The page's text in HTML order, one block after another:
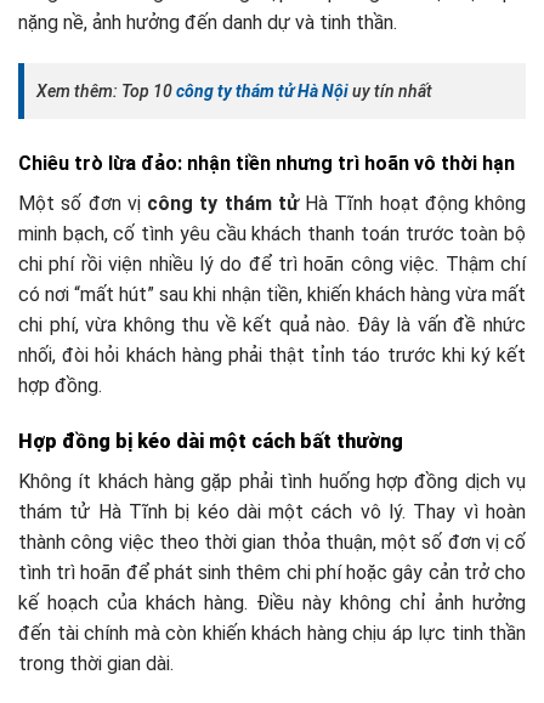
nặng nề, ảnh hưởng đến danh dự và tinh thần.
Xem thêm: Top 10công ty thám tử Hà Nộiuy tín nhất
Chiêu trò lừa đảo: nhận tiền nhưng trì hoãn vô thời hạn
Một số đơn vị công ty thám tửHà Tĩnh hoạt động không
minh bạch, cố tình yêu cầu khách thanh toán trước toàn bộ
chi phí rồi viện nhiều lý do để trì hoãn công việc. Thậm chí
có nơi “mất hút” sau khi nhận tiền, khiến khách hàng vừa mất
chi phí, vừa không thu về kết quả nào. Đây là vấn đề nhức
nhối, đòi hỏi khách hàng phải thật tỉnh táo trước khi ký kết
hợp đồng.
Hợp đồng bị kéo dài một cách bất thường
Không ít khách hàng gặp phải tình huống hợp đồng dịch vụ
thám tử Hà Tĩnh bị kéo dài một cách vô lý. Thay vì hoàn
thành công việc theo thời gian thỏa thuận, một số đơn vị cố
tình trì hoãn để phát sinh thêm chi phí hoặc gây cản trở cho
kế hoạch của khách hàng. Điều này không chỉ ảnh hưởng
đến tài chính mà còn khiến khách hàng chịu áp lực tinh thần
trong thời gian dài.